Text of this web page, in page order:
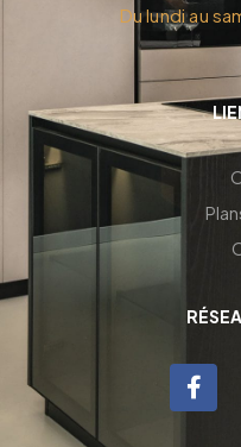
Du lundi au